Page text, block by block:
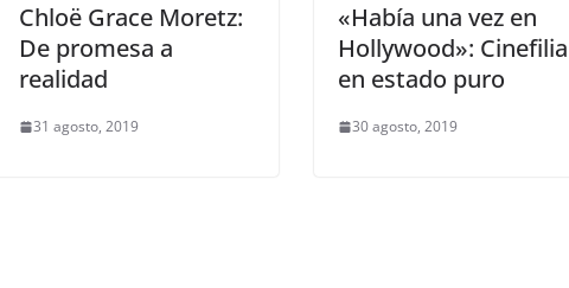
Chloë Grace Moretz:
De promesa a
realidad
31 agosto, 2019
«Había una vez en
Hollywood»: Cinefilia
en estado puro
30 agosto, 2019